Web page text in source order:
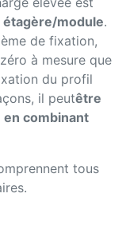
étagère/module.
de fixation,
à mesure que
du profil
il peutêtre
en combinant
tous